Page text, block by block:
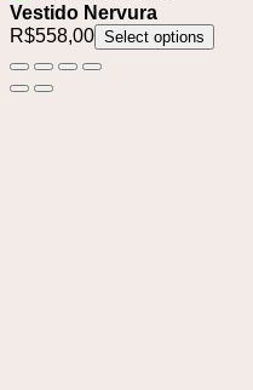
Vestido Nervura
R$558,00 Select options